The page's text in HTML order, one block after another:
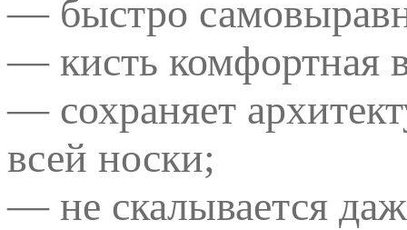
— быстро
— кисть комфортная
— сохраняет
всей носки;
— не скалывается